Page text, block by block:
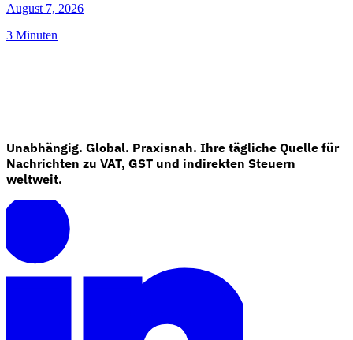
August 7, 2026
3 Minuten
Unabhängig. Global. Praxisnah. Ihre tägliche Quelle für
Nachrichten zu VAT, GST und indirekten Steuern
weltweit.